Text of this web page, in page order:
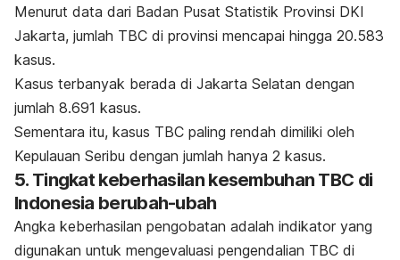
Menurut data dari Badan Pusat Statistik Provinsi DKI
Jakarta, jumlah TBC di provinsi mencapai hingga 20.583
kasus.
Kasus terbanyak berada di Jakarta Selatan dengan
jumlah 8.691 kasus.
Sementara itu, kasus TBC paling rendah dimiliki oleh
Kepulauan Seribu dengan jumlah hanya 2 kasus.
5. Tingkat keberhasilan kesembuhan TBC di
Indonesia berubah-ubah
Angka keberhasilan pengobatan adalah indikator yang
digunakan untuk mengevaluasi pengendalian TBC di